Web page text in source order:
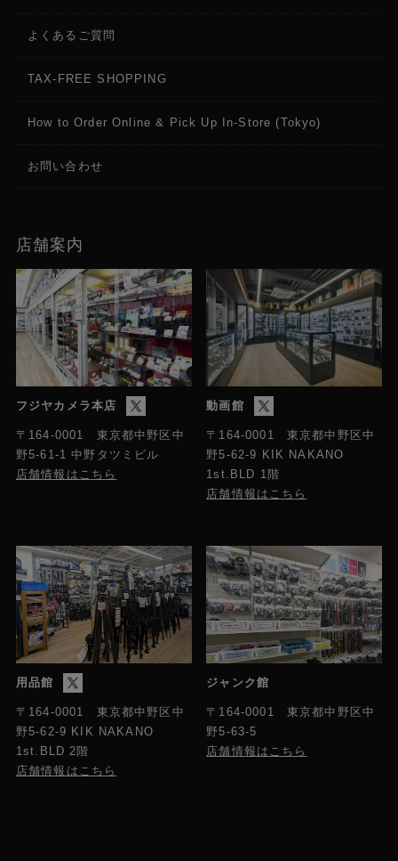
よくあるご質問
TAX-FREE SHOPPING
How to Order Online & Pick Up In-Store (Tokyo)
お問い合わせ
店舗案内
フジヤカメラ本店
〒164-0001 東京都中野区中
野5-61-1 中野タツミビル
店舗情報はこちら
動画館
〒164-0001 東京都中野区中
野5-62-9 KIK NAKANO
1st.BLD 1階
店舗情報はこちら
用品館
〒164-0001 東京都中野区中
野5-62-9 KIK NAKANO
1st.BLD 2階
店舗情報はこちら
ジャンク館
〒164-0001 東京都中野区中
野5-63-5
店舗情報はこちら